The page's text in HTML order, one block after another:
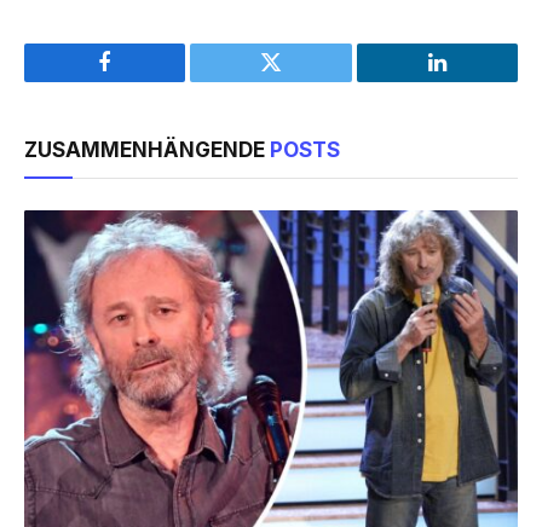
Facebook Twitter LinkedIn
ZUSAMMENHÄNGENDE POSTS